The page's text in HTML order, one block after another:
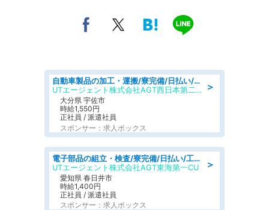
＞
自動車製品の加工・運搬/寮完備/日払い/工場・製造
UTエージェント株式会社AGT西日本第二CU
大分県 宇佐市
時給1,550円
正社員 / 派遣社員
スポンサー：求人ボックス
＞
電子部品の組立・検査/寮完備/日払い/工場・製造
UTエージェント株式会社AGT東海第一CU
愛知県 春日井市
時給1,400円
正社員 / 派遣社員
スポンサー：求人ボックス